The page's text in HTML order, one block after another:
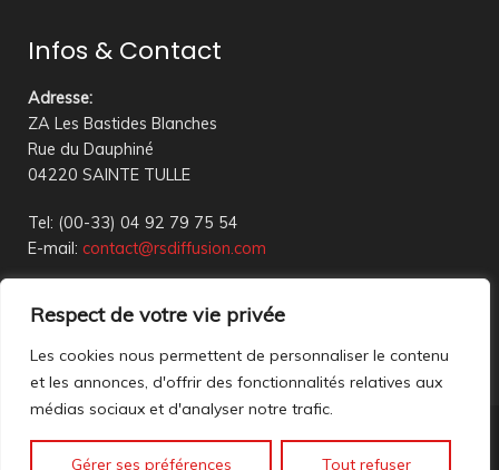
Respect de votre vie privée
Les cookies nous permettent de personnaliser le contenu
et les annonces, d'offrir des fonctionnalités relatives aux
médias sociaux et d'analyser notre trafic.
Gérer ses préférences Tout refuser
Infos & Contact
Adresse:
ZA Les Bastides Blanches
Rue du Dauphiné
04220 SAINTE TULLE
Tel: (00-33) 04 92 79 75 54
E-mail: contact@rsdiffusion.com
18h00
Réception en magasin sur rendez-vous uniquement
Nous contacter